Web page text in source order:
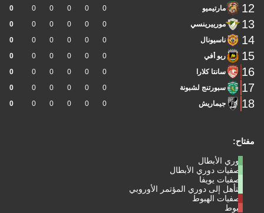
مفتاح:
دوري الأبطال
تصفيات دوري الأبطال
تصفيات يويفا
التأهل إلى دوري المؤتمر الأوروبي
تصفيات الهبوط
هبوط
12 مارتيميو 0
0
0
0
0
0
13 مورييرينسي 0
0
0
0
0
0
14 ناسيونال 0
0
0
0
0
0
15 ريو أفي 0
0
0
0
0
0
16 سانتا كلارا 0
0
0
0
0
0
17 سبورتنج لشبونة 0
0
0
0
0
0
18 جيماريش 0
0
0
0
0
0